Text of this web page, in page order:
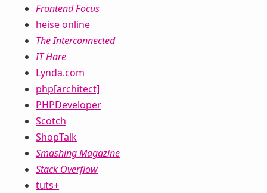
Frontend Focus
heise online
The Interconnected
IT Hare
Lynda.com
php[architect]
PHPDeveloper
Scotch
ShopTalk
Smashing Magazine
Stack Overflow
tuts+